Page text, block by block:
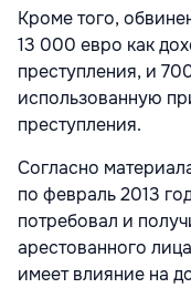
Кроме того,
13 000 евро как
преступления, и
использованную
преступления.
Согласно
по февраль 2013
потребовал и
арестованного
имеет влияние на